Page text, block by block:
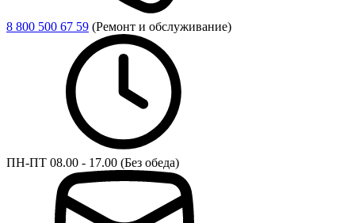
8 800 500 67 59 (Ремонт и обслуживание)
ПН-ПТ 08.00 - 17.00 (Без обеда)